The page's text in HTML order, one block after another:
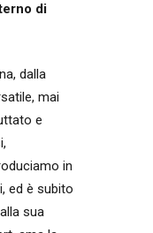
di
dalla
mai
e
in
ed è subito
sua